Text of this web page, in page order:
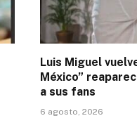
Luis Miguel
México”
a sus fans
6 agosto, 2026